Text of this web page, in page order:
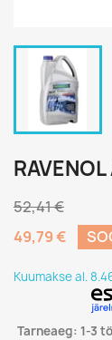
52,41 €
49,79 €
Kuumakse al.
Tarneaeg: 1-3